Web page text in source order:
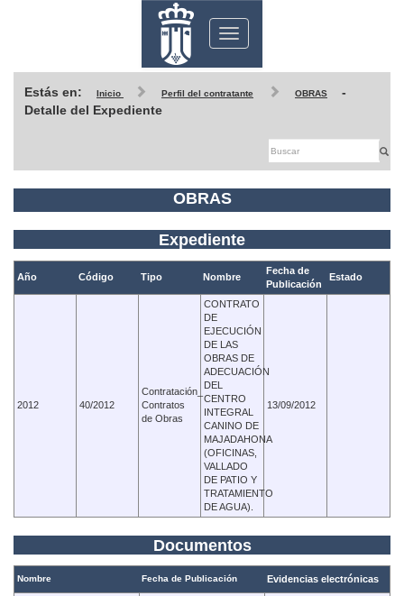
Toggle
navigation
Estás en: Inicio Perfil del contratante OBRAS
-
Detalle del Expediente
OBRAS
Expediente
Año Código Tipo Nombre
Fecha de
Publicación
Estado
2012 40/2012
Contratación_
Contratos
de Obras
CONTRATO
DE
EJECUCIÓN
DE LAS
OBRAS DE
ADECUACIÓN
DEL
CENTRO
INTEGRAL
CANINO DE
MAJADAHONA
(OFICINAS,
VALLADO
DE PATIO Y
TRATAMIENTO
DE AGUA).
13/09/2012
Documentos
Nombre Fecha de Publicación Evidencias electrónicas